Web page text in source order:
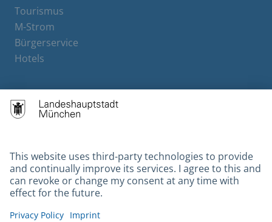
Tourismus
M-Strom
Bürgerservice
Hotels
Contact
Gebärdensprache
Datenschutz
Kontakt